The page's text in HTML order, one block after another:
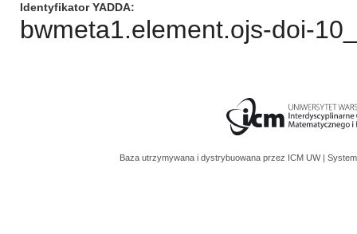
Identyfikator YADDA
bwmeta1.element.ojs-doi-
Baza utrzymywana i dystrybuowana przez ICM UW |